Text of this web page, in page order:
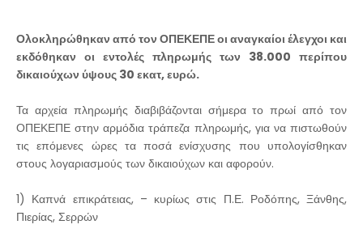
Ολοκληρώθηκαν από τον ΟΠΕΚΕΠΕ οι αναγκαίοι έλεγχοι και
εκδόθηκαν οι εντολές πληρωμής των 38.000 περίπου
δικαιούχων ύψους 30 εκατ, ευρώ.
Τα αρχεία πληρωμής διαβιβάζονται σήμερα το πρωί από τον
ΟΠΕΚΕΠΕ στην αρμόδια τράπεζα πληρωμής, για να πιστωθούν
τις επόμενες ώρες τα ποσά ενίσχυσης που υπολογίσθηκαν
στους λογαριασμούς των δικαιούχων και αφορούν.
1) Καπνά επικράτειας, – κυρίως στις Π.Ε. Ροδόπης, Ξάνθης,
Πιερίας, Σερρών